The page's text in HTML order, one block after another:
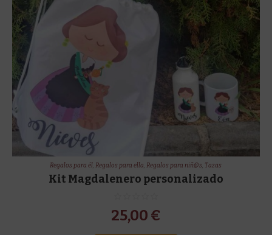
Regalos para él,Regalos para ella,Regalos para niñ@s, Tazas
Kit Magdalenero personalizado
25,00 €